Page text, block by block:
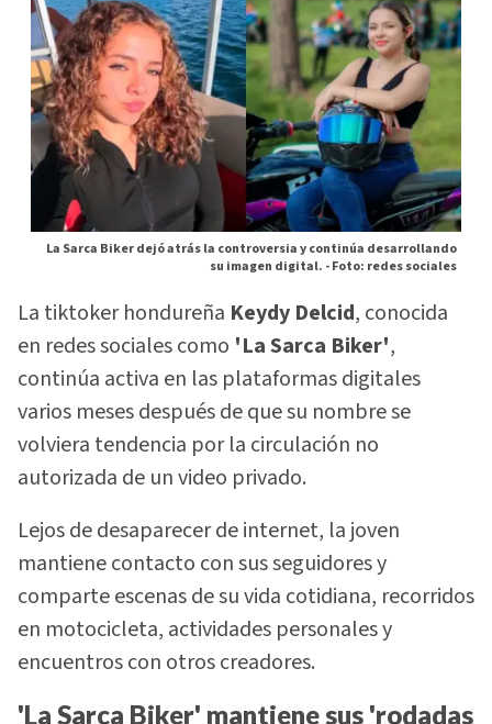
La Sarca Biker dejó atrás la controversia y continúa desarrollando
su imagen digital. -Foto: redes sociales
La tiktoker hondureña Keydy Delcid, conocida
en redes sociales como 'La Sarca Biker',
continúa activa en las plataformas digitales
varios meses después de que su nombre se
volviera tendencia por la circulación no
autorizada de un video privado.
Lejos de desaparecer de internet, la joven
mantiene contacto con sus seguidores y
comparte escenas de su vida cotidiana, recorridos
en motocicleta, actividades personales y
encuentros con otros creadores.
'La Sarca Biker' mantiene sus 'rodadas